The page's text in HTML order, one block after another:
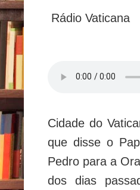
Rádio Vaticana
Cidade do
que disse o
Pedro para a
dos dias